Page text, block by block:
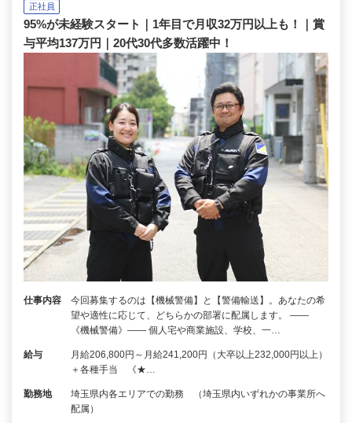
正社員
95%が未経験スタート｜1年目で月収32万円以上も！｜賞
与平均137万円｜20代30代多数活躍中！
仕事内容
今回募集するのは【機械警備】と【警備輸送】。あなたの希
望や適性に応じて、どちらかの部署に配属します。 ――
《機械警備》―― 個人宅や商業施設、学校、一…
給与
月給206,800円～月給241,200円（大卒以上232,000円以上）
＋各種手当 《★…
勤務地
埼玉県内各エリアでの勤務 （埼玉県内いずれかの事業所へ
配属）